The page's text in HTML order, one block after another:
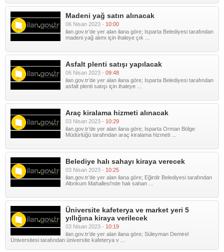
Madeni yağ satın alınacak
06 Nisan 2023 - 10:00
ilan.gov.tr’de yer alan ilana göre; Isparta Belediyesi tarafından
madeni yağ alımı için ihaleye çık ...
Asfalt plenti satışı yapılacak
06 Nisan 2023 - 09:48
ilan.gov.tr’de yer alan ilana göre; Isparta Belediyesi tarafından
asfalt plenti satışı için ihaleye ...
Araç kiralama hizmeti alınacak
03 Nisan 2023 - 10:29
ilan.gov.tr’de yer alan ilana göre; Isparta Orman Bölge
Müdürlüğü tarafından araç kiralama hizmeti ...
Belediye halı sahayı kiraya verecek
03 Nisan 2023 - 10:25
ilan.gov.tr’de yer alan ilana göre; Eğirdir Belediyesi tarafından
Altınkum Mahallesi'nde halı sahan ...
Üniversite kafeterya ve market yeri 5
yıllığına kiraya verilecek
03 Nisan 2023 - 10:19
ilan.gov.tr’de yer alan ilana göre; Süleyman Demirel
Üniversitesi tarafından üniversite kafeterya v ...